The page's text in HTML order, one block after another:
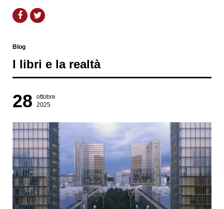
Blog
I libri e la realtà
28
ottobre
2025